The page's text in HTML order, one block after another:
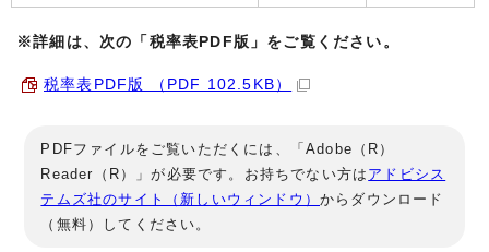
※詳細は、次の「税率表PDF版」をご覧ください。
税率表PDF版 （PDF 102.5KB）
PDFファイルをご覧いただくには、「Adobe（R）
Reader（R）」が必要です。お持ちでない方は アドビシス
テムズ社のサイト（新しいウィンドウ）からダウンロード
（無料）してください。